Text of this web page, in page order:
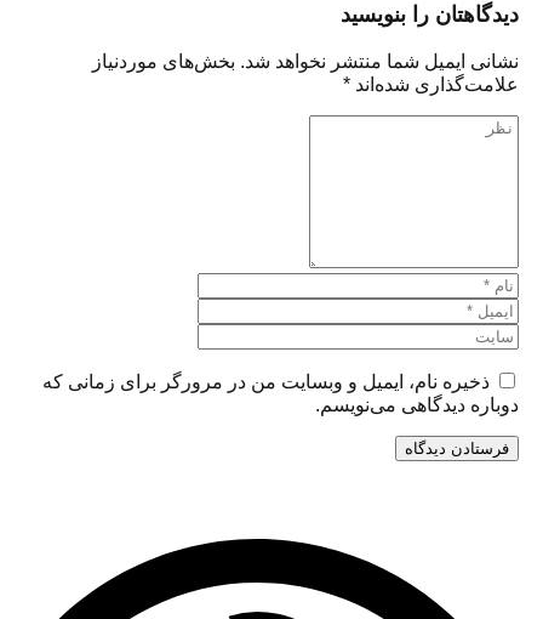
دیدگاهتان را بنویسید
نشانی ایمیل شما منتشر نخواهد شد. بخش‌های موردنیاز
علامت‌گذاری شده‌اند *
ذخیره نام، ایمیل و وبسایت من در مرورگر برای زمانی که
دوباره دیدگاهی می‌نویسم.